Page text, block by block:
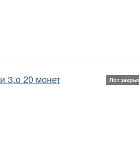
З.о 20 монет Лот